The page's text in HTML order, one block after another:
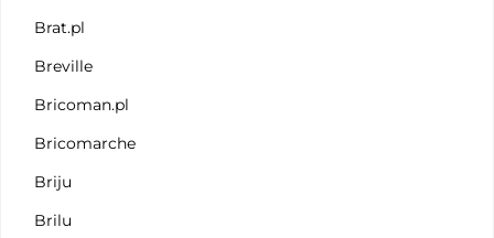
Brat.pl
Breville
Bricoman.pl
Bricomarche
Briju
Brilu